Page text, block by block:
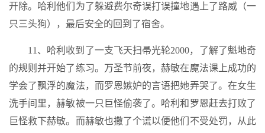
开除。哈利他们为了躲避费尔奇误打误撞地遇上了路威（一
只三头狗），最后安全的回到了宿舍。
11、哈利收到了一支飞天扫帚光轮2000，了解了魁地奇
的规则并开始了练习。万圣节前夜，赫敏在魔法课上成功的
学会了飘浮的魔法，而罗恩嫉妒的言语把她弄哭了。在女生
洗手间里，赫敏被一只巨怪偷袭了。哈利和罗恩赶去打败了
巨怪救下赫敏。而赫敏也撒了个谎以便他们不受处罚，从此